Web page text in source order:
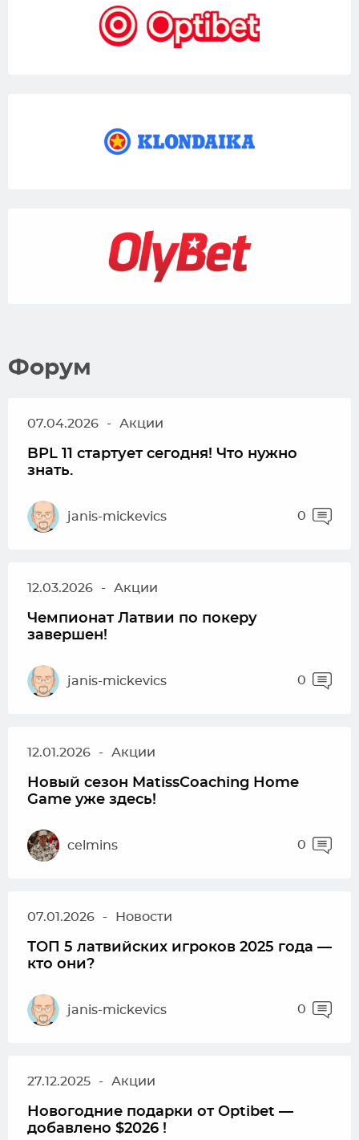
Форум
07.04.2026 - Акции
BPL 11 стартует сегодня! Что нужно
знать.
janis-mickevics 0
12.03.2026 - Акции
Чемпионат Латвии по покеру
завершен!
janis-mickevics 0
12.01.2026 - Акции
Новый сезон MatissCoaching Home
Game уже здесь!
celmins 0
07.01.2026 - Новости
ТОП 5 латвийских игроков 2025 года —
кто они?
janis-mickevics 0
27.12.2025 - Акции
Новогодние подарки от Optibet —
добавлено $2026 !